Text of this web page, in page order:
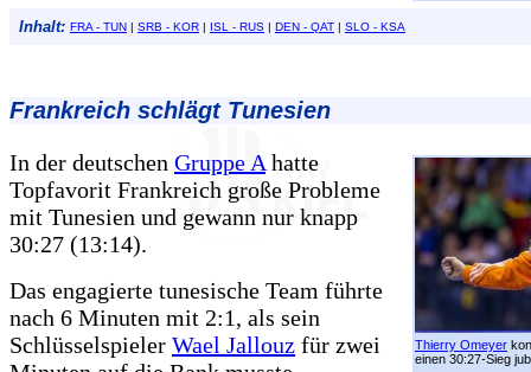
Inhalt: FRA - TUN | SRB - KOR | ISL - RUS | DEN - QAT | SLO - KSA
Frankreich schlägt Tunesien
Thierry Omeyer
einen 30:27-Sieg
In der deutschen Gruppe A hatte
Topfavorit Frankreich große Probleme
mit Tunesien und gewann nur knapp
30:27 (13:14).
Das engagierte tunesische Team führte
nach 6 Minuten mit 2:1, als sein
Schlüsselspieler Wael Jallouz für zwei